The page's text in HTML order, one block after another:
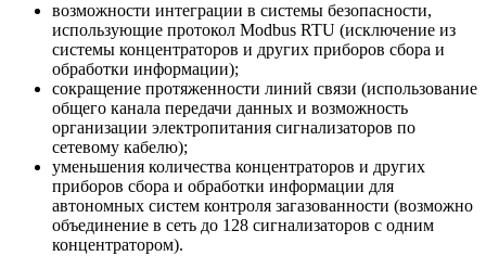
возможности интеграции в системы безопасности,
использующие протокол Modbus RTU (исключение из
системы концентраторов и других приборов сбора и
обработки информации);
сокращение протяженности линий связи (использование
общего канала передачи данных и возможность
организации электропитания сигнализаторов по
сетевому кабелю);
уменьшения количества концентраторов и других
приборов сбора и обработки информации для
автономных систем контроля загазованности (возможно
объединение в сеть до 128 сигнализаторов с одним
концентратором).